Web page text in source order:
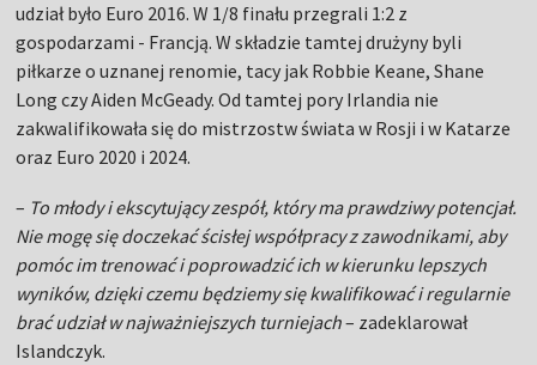
udział było Euro 2016. W 1/8 finału przegrali 1:2 z
gospodarzami - Francją. W składzie tamtej drużyny byli
piłkarze o uznanej renomie, tacy jak Robbie Keane, Shane
Long czy Aiden McGeady. Od tamtej pory Irlandia nie
zakwalifikowała się do mistrzostw świata w Rosji i w Katarze
oraz Euro 2020 i 2024.
– To młody i ekscytujący zespół, który ma prawdziwy potencjał.
Nie mogę się doczekać ścisłej współpracy z zawodnikami, aby
pomóc im trenować i poprowadzić ich w kierunku lepszych
wyników, dzięki czemu będziemy się kwalifikować i regularnie
brać udział w najważniejszych turniejach– zadeklarował
Islandczyk.